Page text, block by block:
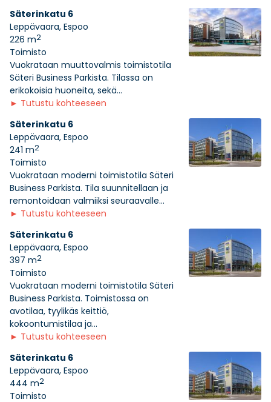
Säterinkatu 6
Leppävaara, Espoo
226 m2
Toimisto
Vuokrataan muuttovalmis toimistotila
Säteri Business Parkista. Tilassa on
erikokoisia huoneita, sekä...
► Tutustu kohteeseen
Säterinkatu 6
Leppävaara, Espoo
241 m2
Toimisto
Vuokrataan moderni toimistotila Säteri
Business Parkista. Tila suunnitellaan ja
remontoidaan valmiiksi seuraavalle...
► Tutustu kohteeseen
Säterinkatu 6
Leppävaara, Espoo
397 m2
Toimisto
Vuokrataan moderni toimistotila Säteri
Business Parkista. Toimistossa on
avotilaa, tyylikäs keittiö,
kokoontumistilaa ja...
► Tutustu kohteeseen
Säterinkatu 6
Leppävaara, Espoo
444 m2
Toimisto